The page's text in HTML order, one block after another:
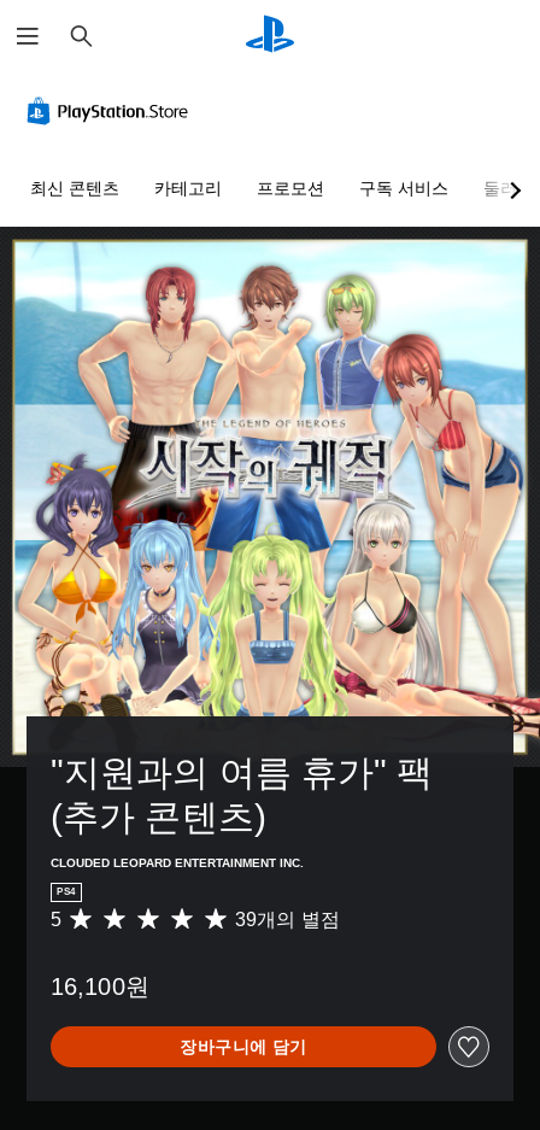
색
최신 콘텐츠 카테고리 프로모션 구독 서비스 둘러보
"지원과의 여름 휴가" 팩
(추가 콘텐츠)
CLOUDED LEOPARD ENTERTAINMENT INC.
PS4
총
별
으
로
부
5 39개의 별점
16,100원
장바구니에 담기